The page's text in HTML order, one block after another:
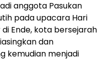
anggota Pasukan
pada upacara Hari
Ende, kota bersejarah
dan
kemudian menjadi